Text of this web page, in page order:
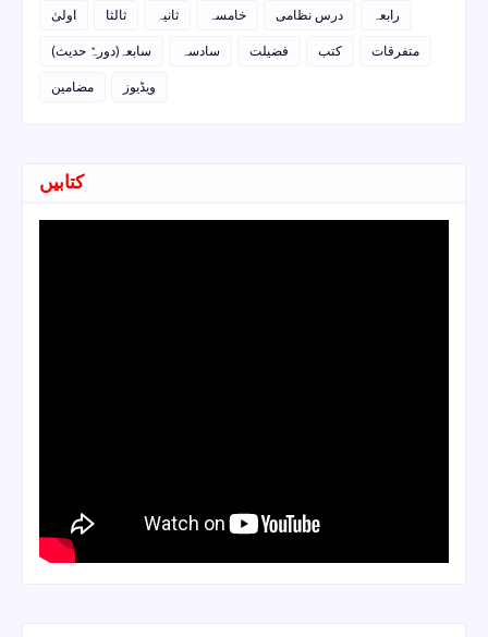
اولیٰ
ثالثا ثانیہ خامسہ درس نظامی
رابعہ
سابعہ(دورہٌ حدیث)
سادسہ فضیلت کتب
متفرقات
مضامین
ویڈیوز
کتابیں